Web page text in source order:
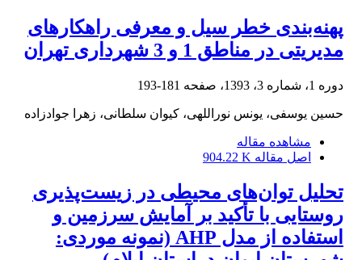
پهنه‌بندی خطر سیل و معرفی راهکارهای
مدیریتی در مناطق 1 و 3 شهرداری تهران
دوره 1، شماره 3، 1393، صفحه 181-193
حسین یوسفی، یونس نوراللهی، کیوان سلطانی، زهرا جوادزاده
مشاهده مقاله
اصل مقاله 904.22 K
تحلیل توان‌های محیطی در زیست‌پذیری
روستایی با تأکید بر آمایش سرزمین و
استفاده از مدل AHP (نمونه موردی: